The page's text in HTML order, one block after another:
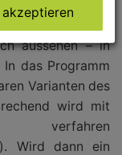
Überprüfung
Dokument.
aussehen – in
das Programm
Varianten des
wird mit
verfahren
Wird dann ein
akzeptieren